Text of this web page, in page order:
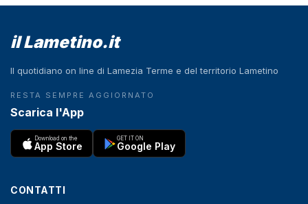
il Lametino.it
Il quotidiano on line di Lamezia Terme e del territorio Lametino
RESTA SEMPRE AGGIORNATO
Scarica l'App
Download on the
App Store
GET IT ON
Google Play
CONTATTI